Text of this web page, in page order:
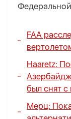
FAA
Haaretz:
был снят с
Мерц: